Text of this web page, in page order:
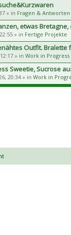
» in Fragen & Antworten
etwas
» in Fertige Projekte
Outfit. Bralette
» in Work in Progress
Sweetie, Sucrose
20:34 » in Work in